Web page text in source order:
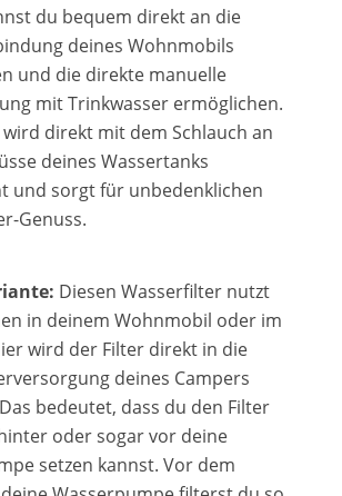
du bequem direkt an die
deines Wohnmobils
und die direkte manuelle
mit Trinkwasser ermöglichen.
wird direkt mit dem Schlauch an
deines Wassertanks
und sorgt für unbedenklichen
Genuss.
Diesen Wasserfilter nutzt
in deinem Wohnmobil oder im
wird der Filter direkt in die
deines Campers
bedeutet, dass du den Filter
oder sogar vor deine
setzen kannst. Vor dem